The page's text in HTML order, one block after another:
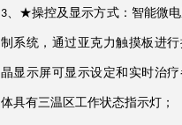
3、 ★操控及显示方式：智能微
制系统，通过亚克力触摸板进
晶显示屏可显示设定和实时治
体具有三温区工作状态指示灯；